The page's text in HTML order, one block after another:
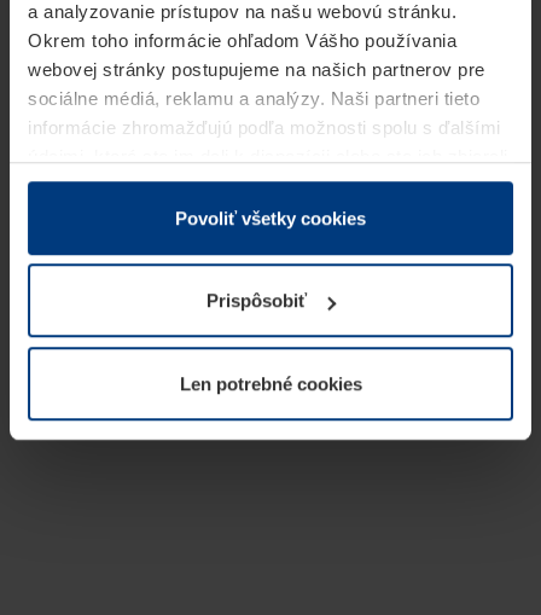
a analyzovanie prístupov na našu webovú stránku.
Okrem toho informácie ohľadom Vášho používania
webovej stránky postupujeme na našich partnerov pre
sociálne médiá, reklamu a analýzy. Naši partneri tieto
informácie zhromažďujú podľa možnosti spolu s ďalšími
v rámci Vášho využívania služieb.
Z právneho hľadiska môžeme cookies ukladať na Vašom
prevádzku tejto stránky. Pre všetky ostatné typy cookie
potrebujeme Vaše povolenie. Vaše povolenie môžete
kedykoľvek zmeniť alebo odvolať vo vysvetlení cookie
našej webovej stránky.
Povoliť všetky cookies
Prispôsobiť
Len potrebné cookies